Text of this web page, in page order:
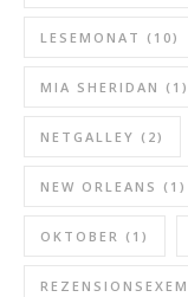
LESEMONAT (10)
MIA SHERIDAN (1)
NETGALLEY (2)
NEW ORLEANS (1)
OKTOBER (1)